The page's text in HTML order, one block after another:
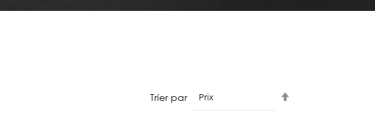
Trier par